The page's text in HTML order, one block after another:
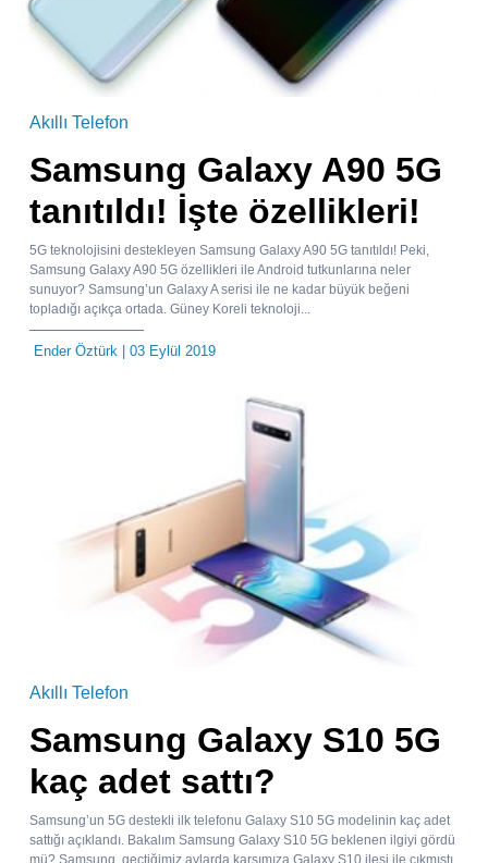
Akıllı Telefon
Samsung Galaxy A90 5G
tanıtıldı! İşte özellikleri!
5G teknolojisini destekleyen Samsung Galaxy A90 5G tanıtıldı! Peki,
Samsung Galaxy A90 5G özellikleri ile Android tutkunlarına neler
sunuyor? Samsung’un Galaxy A serisi ile ne kadar büyük beğeni
topladığı açıkça ortada. Güney Koreli teknoloji...
Ender Öztürk | 03 Eylül 2019
Akıllı Telefon
Samsung Galaxy S10 5G
kaç adet sattı?
Samsung’un 5G destekli ilk telefonu Galaxy S10 5G modelinin kaç adet
sattığı açıklandı. Bakalım Samsung Galaxy S10 5G beklenen ilgiyi gördü
mü? Samsung, geçtiğimiz aylarda karşımıza Galaxy S10 ilesi ile çıkmıştı.